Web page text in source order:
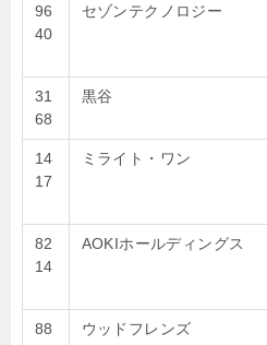
96
40
セゾンテクノロジー
31
68
黒谷
14
17
ミライト・ワン
82
14
AOKIホールディングス
88
ウッドフレンズ